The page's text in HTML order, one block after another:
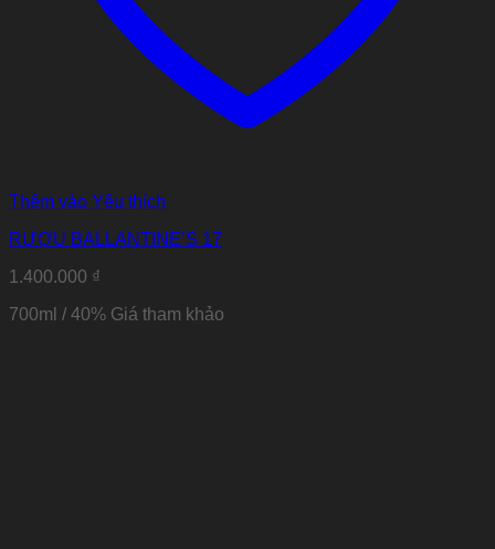
Thêm vào Yêu thích
RƯỢU BALLANTINE’S 17
1.400.000 ₫
700ml / 40% Giá tham khảo